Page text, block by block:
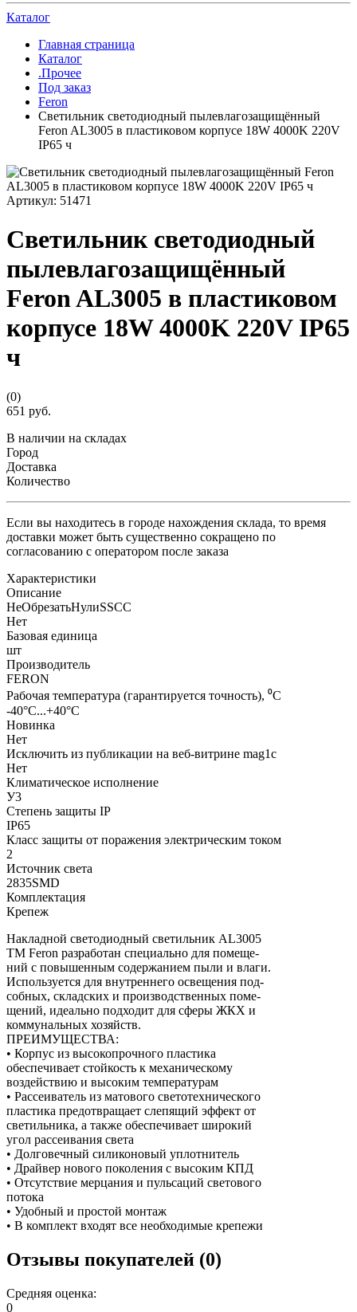
Каталог
Главная страница
Каталог
.Прочее
Под заказ
Feron
Светильник светодиодный пылевлагозащищённый
Feron AL3005 в пластиковом корпусе 18W 4000K 220V
IP65 ч
Артикул: 51471
Светильник светодиодный
пылевлагозащищённый
Feron AL3005 в пластиковом
корпусе 18W 4000K 220V IP65
ч
(0)
651 руб.
В наличии на складах
Город
Доставка
Количество
Если вы находитесь в городе нахождения склада, то время
доставки может быть существенно сокращено по
согласованию с оператором после заказа
Характеристики
Описание
НеОбрезатьНулиSSCC
Нет
Базовая единица
шт
Производитель
FERON
Рабочая температура (гарантируется точность), ⁰С
-40°C...+40°C
Новинка
Нет
Исключить из публикации на веб-витрине mag1c
Нет
Климатическое исполнение
У3
Степень защиты IP
IP65
Класс защиты от поражения электрическим током
2
Источник света
2835SMD
Комплектация
Крепеж
Накладной светодиодный светильник AL3005
ТМ Feron разработан специально для помеще-
ний с повышенным содержанием пыли и влаги.
Используется для внутреннего освещения под-
собных, складских и производственных поме-
щений, идеально подходит для сферы ЖКХ и
коммунальных хозяйств.
ПРЕИМУЩЕСТВА:
• Корпус из высокопрочного пластика
обеспечивает стойкость к механическому
воздействию и высоким температурам
• Рассеиватель из матового светотехнического
пластика предотвращает слепящий эффект от
светильника, а также обеспечивает широкий
угол рассеивания света
• Долговечный силиконовый уплотнитель
• Драйвер нового поколения с высоким КПД
• Отсутствие мерцания и пульсаций светового
потока
• Удобный и простой монтаж
• В комплект входят все необходимые крепежи
Отзывы покупателей (0)
Средняя оценка:
0